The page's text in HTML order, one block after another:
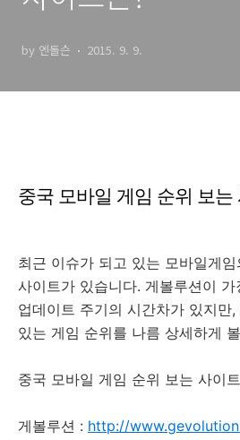
by 엔돌슨 2015. 9. 9.
중국 모바일 게임 순위 보는
최근 이슈가 되고 있는 모바일게
사이트가 있습니다. 게볼루션이
업데이트 주기의 시간차가 있지만
있는 게임 순위를 나름 상세하게
중국 모바일 게임 순위 보는 사이
게볼루션 : http://